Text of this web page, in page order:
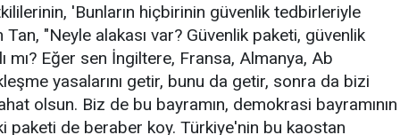
'Bunların hiçbirinin güvenlik tedbirleriyle
Tan, "Neyle alakası var? Güvenlik paketi, güvenlik
mı? Eğer sen İngiltere, Fransa, Almanya, Ab
yasalarını getir, bunu da getir, sonra da bizi
olsun. Biz de bu bayramın, demokrasi bayramının
paketi de beraber koy. Türkiye'nin bu kaostan